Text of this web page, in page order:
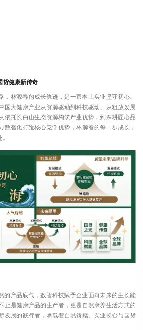
货健康新传奇
，林源春的成长轨迹，是一家本土实业坚守初心、
国大健康产业从资源驱动到科技驱动、从粗放发展
依托长白山生态资源构筑产业优势，到深耕匠心品
数智化打造核心竞争优势，林源春的每一步成长，
的产品底气，数智科技赋予企业面向未来的生长能
止是健康产品的生产者，更是自然康养生活方式的
发展的践行者，承载着自然馈赠、实业初心与国货